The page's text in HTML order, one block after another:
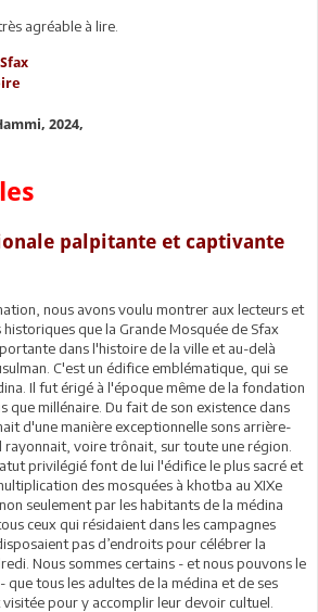
agréable à lire.
2024,
palpitante et captivante
nous avons voulu montrer aux lecteurs et
que la Grande Mosquée de Sfax
dans l'histoire de la ville et au-delà
C'est un édifice emblématique, qui se
Il fut érigé à l'époque même de la fondation
que millénaire. Du fait de son existence dans
d'une manière exceptionnelle sons arrière-
voire trônait, sur toute une région.
privilégié font de lui l'édifice le plus sacré et
des mosquées à khotba au XIXe
seulement par les habitants de la médina
ceux qui résidaient dans les campagnes
pas d’endroits pour célébrer la
Nous sommes certains - et nous pouvons le
que tous les adultes de la médina et de ses
pour y accomplir leur devoir cultuel.